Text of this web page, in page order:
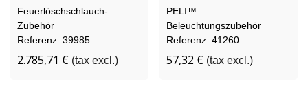
Feuerwehrschlauch DN70
Mit Bremse
Feuerlöschschlauch-
Zubehör
Referenz: 39985
2.785,71 € (tax excl.)
PELI™
Beleuchtungszubehör
Referenz: 41260
57,32 € (tax excl.)